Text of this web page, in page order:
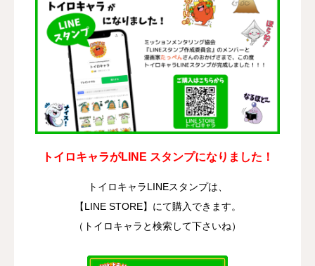
トイロキャラがLINE スタンプになりました！
トイロキャラLINEスタンプは、
【LINE STORE】にて購入できます。
（トイロキャラと検索して下さいね）